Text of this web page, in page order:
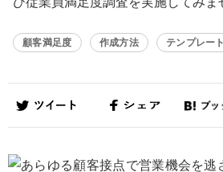
顧客満足度 作成方法 テンプレート